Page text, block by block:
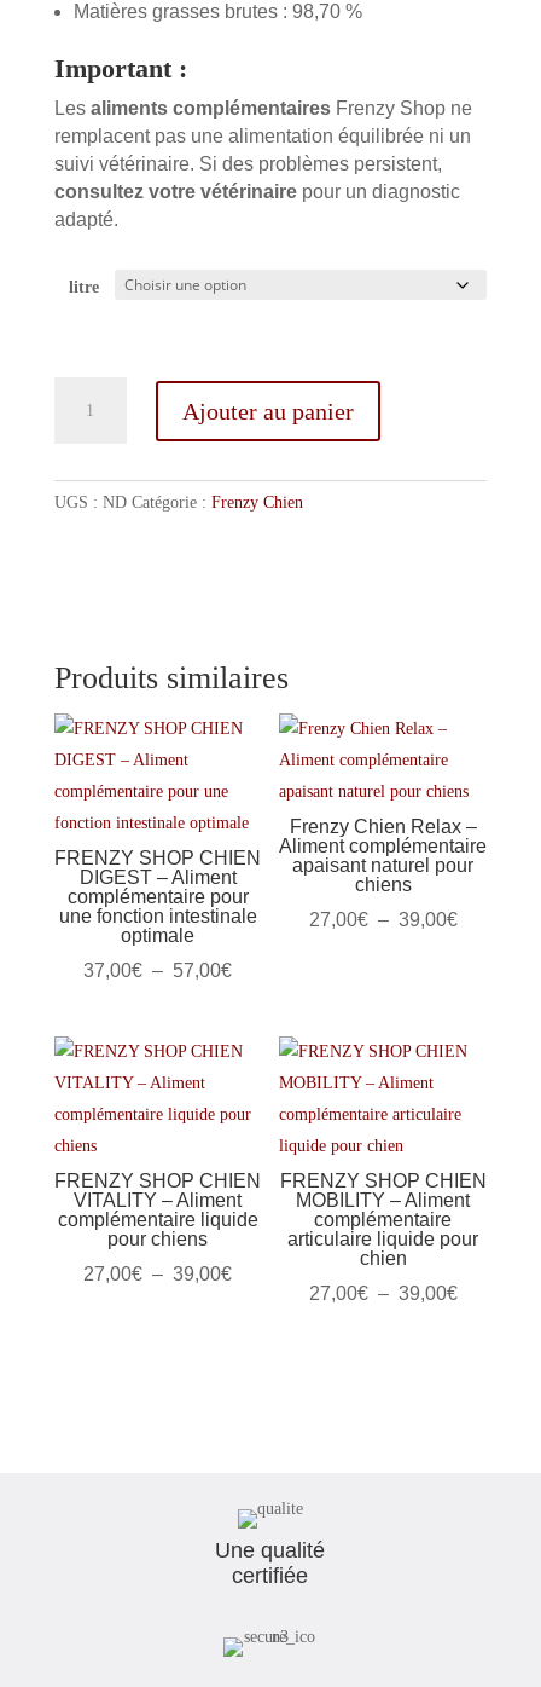
Matières grasses brutes : 98,70 %
Important :
Les aliments complémentairesFrenzy Shop ne
remplacent pas une alimentation équilibrée ni un
suivi vétérinaire. Si des problèmes persistent,
consultez votre vétérinairepour un diagnostic
adapté.
litre
Skin
Oméga
6-
9
et
un
pelage
Ajouter au panier
UGS : ND Catégorie : Frenzy Chien
Produits similaires
FRENZY SHOP CHIEN
DIGEST – Aliment
complémentaire pour
une fonction intestinale
optimale
37,00€ – 57,00€Plage
37,00€
57,00€
Frenzy Chien Relax –
Aliment complémentaire
apaisant naturel pour
chiens
27,00€ – 39,00€Plage
à
FRENZY SHOP CHIEN
VITALITY – Aliment
complémentaire liquide
pour chiens
27,00€ – 39,00€Plage
FRENZY SHOP CHIEN
MOBILITY – Aliment
complémentaire
articulaire liquide pour
chien
27,00€ – 39,00€Plage
Une qualité
certifiée